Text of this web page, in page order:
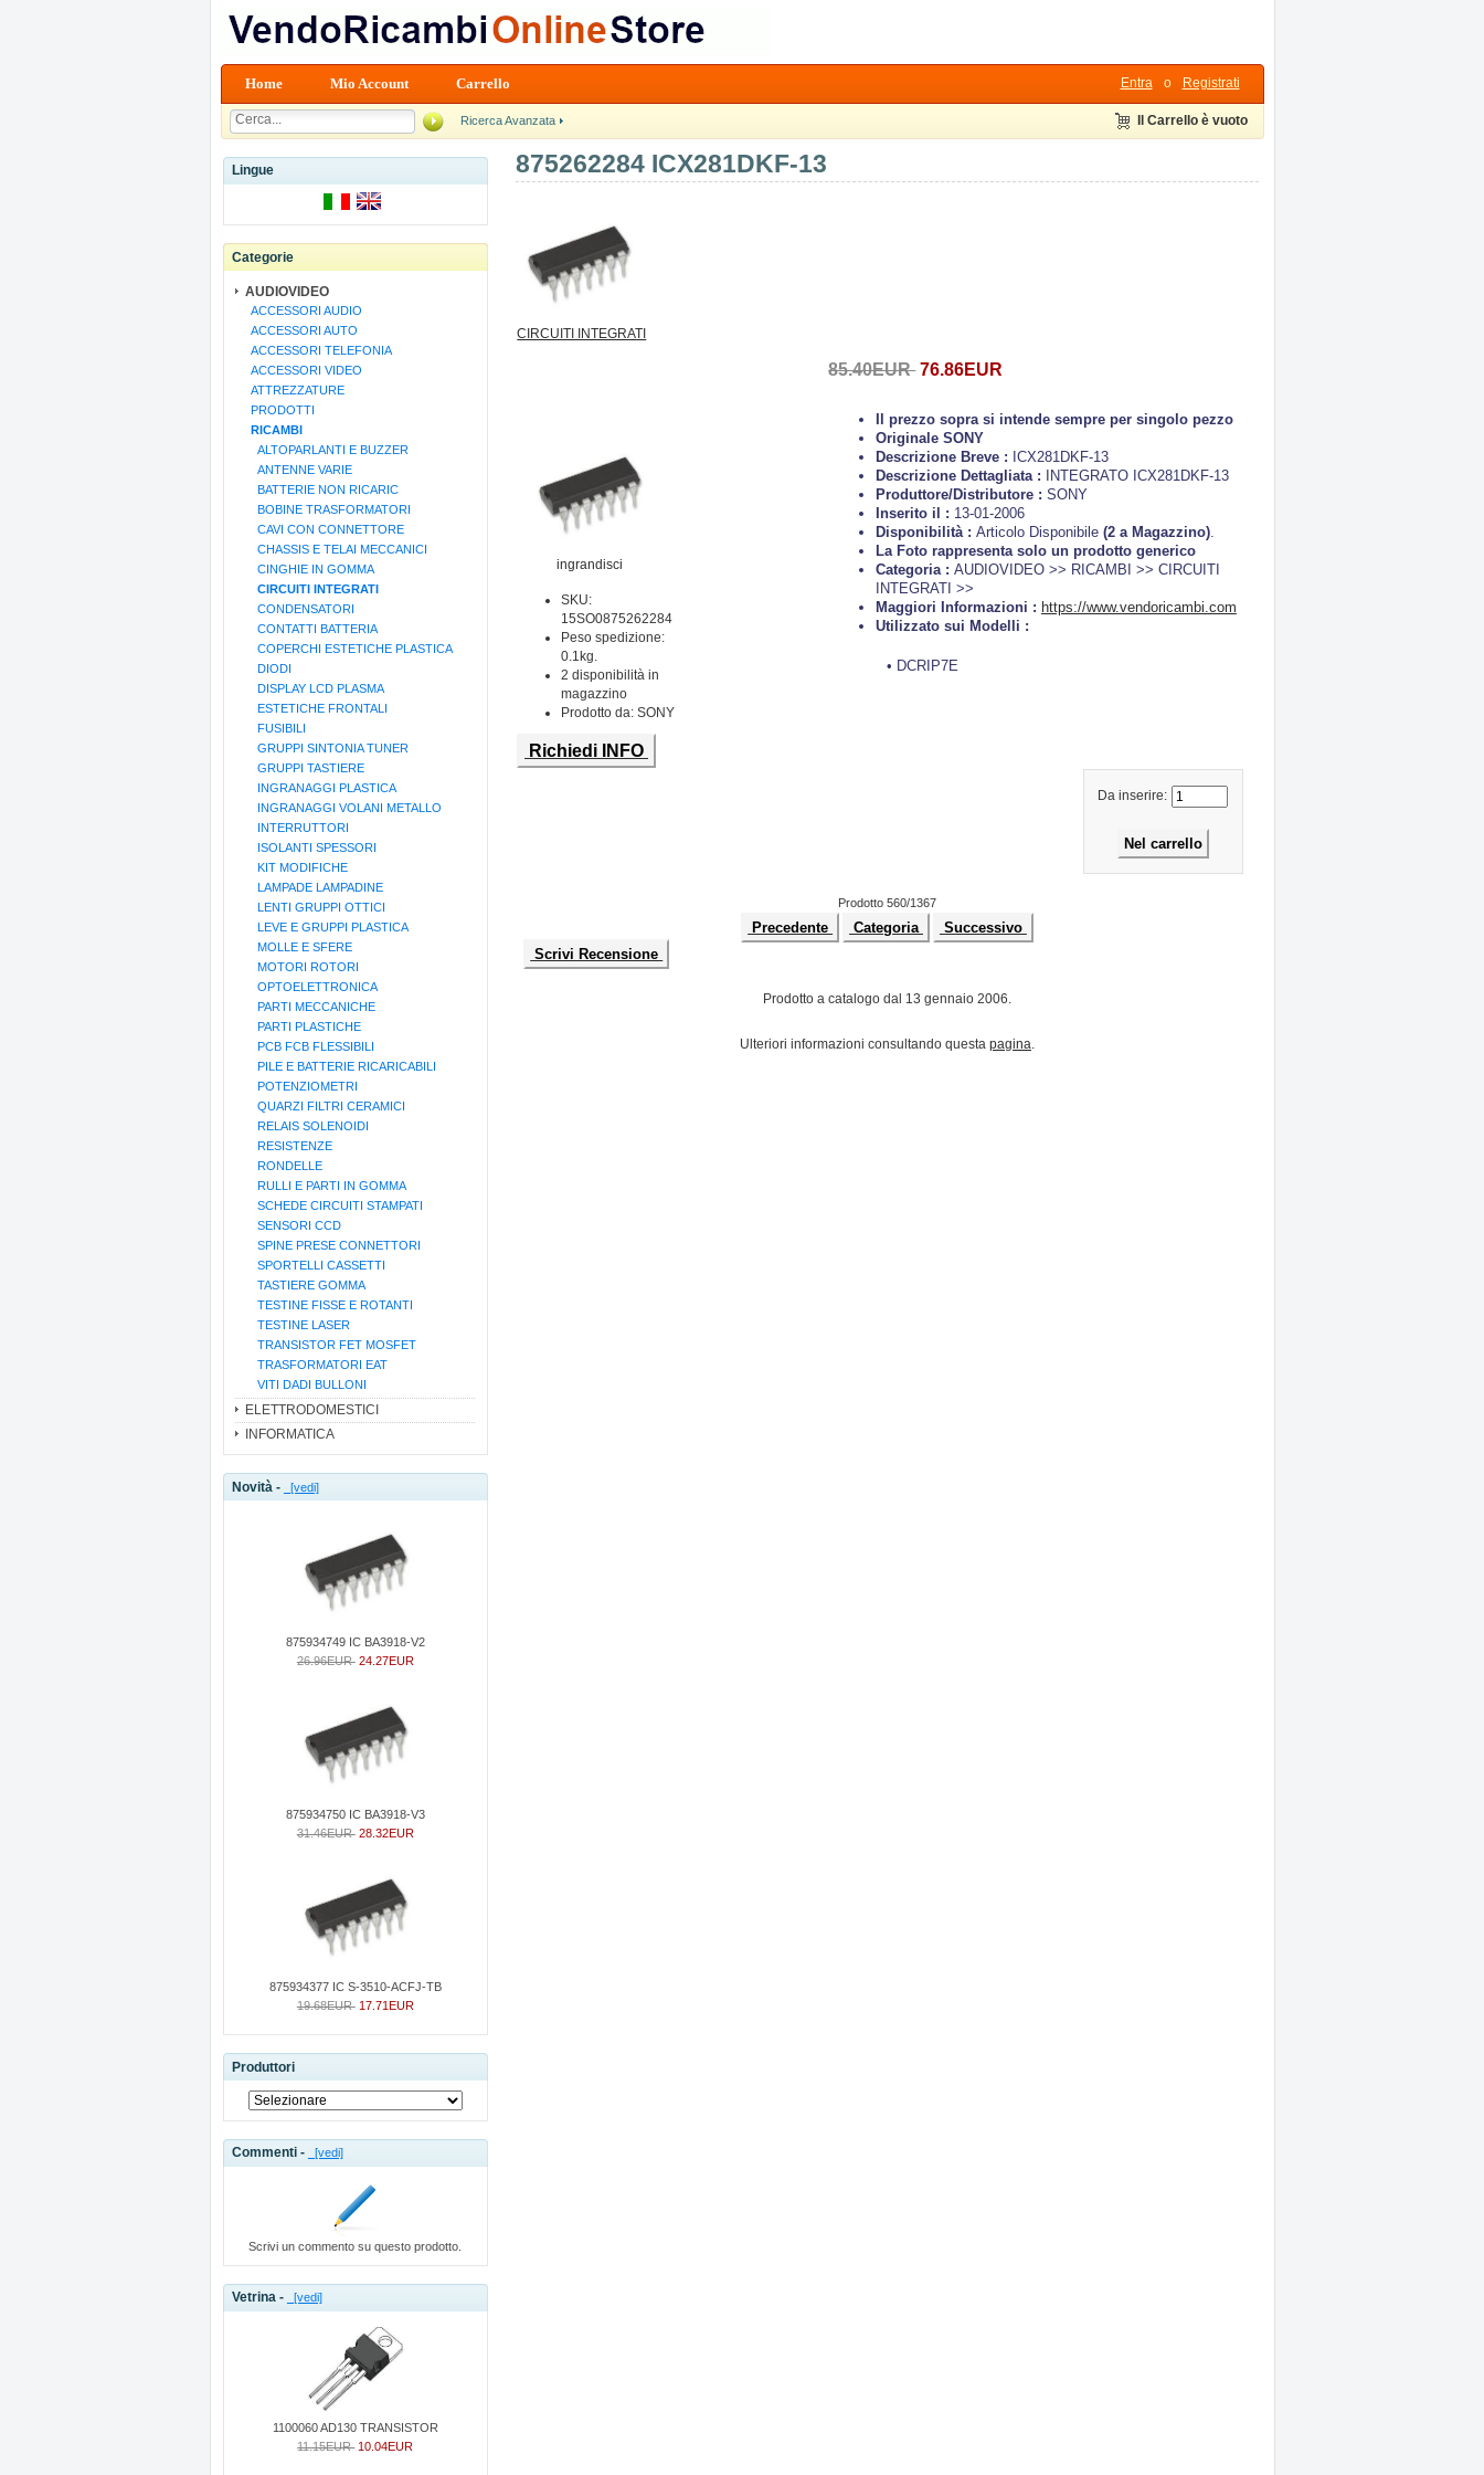
Home Mio Account Carrello Entra o Registrati
Ricerca Avanzata Il Carrello è vuoto
Lingue
Categorie
AUDIOVIDEO
ACCESSORI AUDIO
ACCESSORI AUTO
ACCESSORI TELEFONIA
ACCESSORI VIDEO
ATTREZZATURE
PRODOTTI
RICAMBI
ALTOPARLANTI E BUZZER
ANTENNE VARIE
BATTERIE NON RICARIC
BOBINE TRASFORMATORI
CAVI CON CONNETTORE
CHASSIS E TELAI MECCANICI
CINGHIE IN GOMMA
CIRCUITI INTEGRATI
CONDENSATORI
CONTATTI BATTERIA
COPERCHI ESTETICHE PLASTICA
DIODI
DISPLAY LCD PLASMA
ESTETICHE FRONTALI
FUSIBILI
GRUPPI SINTONIA TUNER
GRUPPI TASTIERE
INGRANAGGI PLASTICA
INGRANAGGI VOLANI METALLO
INTERRUTTORI
ISOLANTI SPESSORI
KIT MODIFICHE
LAMPADE LAMPADINE
LENTI GRUPPI OTTICI
LEVE E GRUPPI PLASTICA
MOLLE E SFERE
MOTORI ROTORI
OPTOELETTRONICA
PARTI MECCANICHE
PARTI PLASTICHE
PCB FCB FLESSIBILI
PILE E BATTERIE RICARICABILI
POTENZIOMETRI
QUARZI FILTRI CERAMICI
RELAIS SOLENOIDI
RESISTENZE
RONDELLE
RULLI E PARTI IN GOMMA
SCHEDE CIRCUITI STAMPATI
SENSORI CCD
SPINE PRESE CONNETTORI
SPORTELLI CASSETTI
TASTIERE GOMMA
TESTINE FISSE E ROTANTI
TESTINE LASER
TRANSISTOR FET MOSFET
TRASFORMATORI EAT
VITI DADI BULLONI
ELETTRODOMESTICI
INFORMATICA
Novità - [vedi]
875934749 IC BA3918-V2
26.96EUR 24.27EUR
875934750 IC BA3918-V3
31.46EUR 28.32EUR
875934377 IC S-3510-ACFJ-TB
19.68EUR 17.71EUR
Produttori
Commenti - [vedi]
Scrivi un commento su questo prodotto.
Vetrina - [vedi]
1100060 AD130 TRANSISTOR
11.15EUR 10.04EUR
875262284 ICX281DKF-13
CIRCUITI INTEGRATI
ingrandisci
SKU:
15SO0875262284
Peso spedizione:
0.1kg.
2 disponibilità in
magazzino
Prodotto da: SONY
Richiedi INFO
85.40EUR 76.86EUR
Il prezzo sopra si intende sempre per singolo pezzo
Originale SONY
Descrizione Breve : ICX281DKF-13
Descrizione Dettagliata :
INTEGRATO ICX281DKF-13
Produttore/Distributore : SONY
Inserito il : 13-01-2006
Disponibilità : Articolo Disponibile (2 a Magazzino).
La Foto rappresenta solo un prodotto generico
Categoria : AUDIOVIDEO >> RICAMBI >> CIRCUITI
INTEGRATI >>
Maggiori Informazioni : https://www.vendoricambi.com
Utilizzato sui Modelli :
• DCRIP7E
Da inserire:
Prodotto 560/1367
Precedente Categoria
Successivo
Scrivi Recensione
Prodotto a catalogo dal 13 gennaio 2006.
Ulteriori informazioni consultando questa pagina.